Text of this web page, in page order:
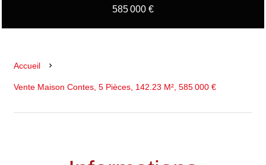
585 000 €
Accueil
Vente Maison Contes, 5 Pièces, 142.23 M², 585 000 €